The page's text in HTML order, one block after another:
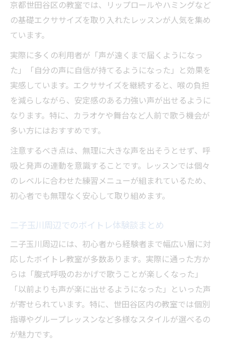
京都世田谷区の教室では、リップロールやハミングなど
の基礎エクササイズを取り入れたレッスンが人気を集め
ています。
実際に多くの利用者が「声が遠くまで届くようになっ
た」「自分の声に自信が持てるようになった」と効果を
実感しています。エクササイズを継続すると、喉の負担
を減らしながら、安定感のある力強い声が出せるように
なります。特に、カラオケや舞台など人前で歌う機会が
多い方にはおすすめです。
注意するべき点は、無理に大きな声を出そうとせず、呼
吸と発声の連動を意識することです。レッスンでは個々
のレベルに合わせた練習メニューが組まれているため、
初心者でも無理なく安心して取り組めます。
二子玉川周辺でのボイトレ体験談まとめ
二子玉川周辺には、初心者から経験者まで幅広い層に対
応したボイトレ教室が多数あります。実際に通った方か
らは「腹式呼吸のおかげで歌うことが楽しくなった」
「以前よりも声が楽に出せるようになった」といった声
が寄せられています。特に、世田谷区内の教室では個別
指導やグループレッスンなど多様なスタイルが選べるの
が魅力です。